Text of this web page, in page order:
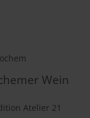
Wein
Atelier 21